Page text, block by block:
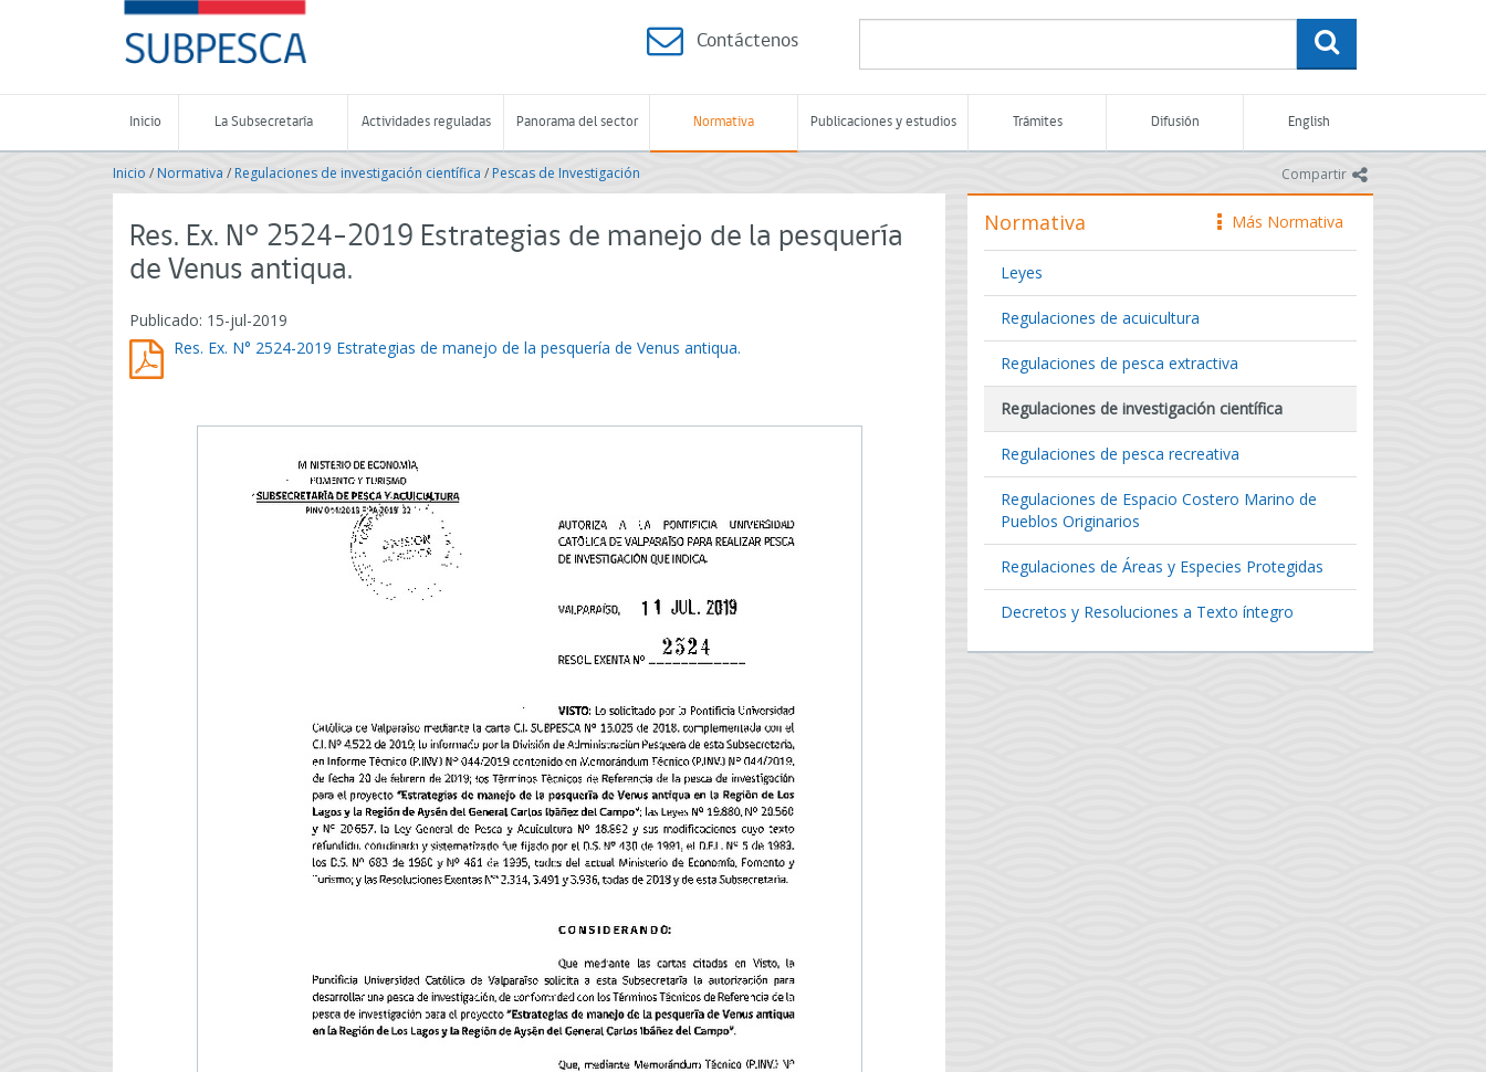
-
Subsecretaría
de
Pesca
Acuicultura
-
de
Chile
Contáctenos
Inicio La Subsecretaría Actividades reguladas Panorama del sector Normativa Publicaciones y estudios Trámites Difusión English
Compartir icono
Inicio /Normativa / Regulaciones de investigación científica /Pescas de Investigación
Res. Ex. N° 2524-2019 Estrategias de manejo de la pesquería
de Venus antiqua.
Publicado: 15-jul-2019
Res. Ex. N° 2524-2019 Estrategias de manejo de la pesquería de Venus antiqua.
icono
Más Normativa
Normativa
Leyes
Regulaciones de acuicultura
Regulaciones de pesca extractiva
Regulaciones de investigación científica
Regulaciones de pesca recreativa
Regulaciones de Espacio Costero Marino de
Pueblos Originarios
Regulaciones de Áreas y Especies Protegidas
Decretos y Resoluciones a Texto íntegro